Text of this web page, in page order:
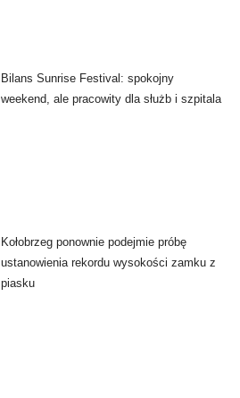
Bilans Sunrise Festival: spokojny
weekend, ale pracowity dla służb i szpitala
Kołobrzeg ponownie podejmie próbę
ustanowienia rekordu wysokości zamku z
piasku